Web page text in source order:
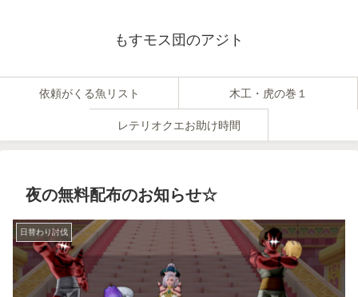
もすモス団のアジト
依頼がくる魚リスト 木工・虎の巻１
レテリオクエお助け時間
夜の無料配布のお知らせ☆
日替わり討伐